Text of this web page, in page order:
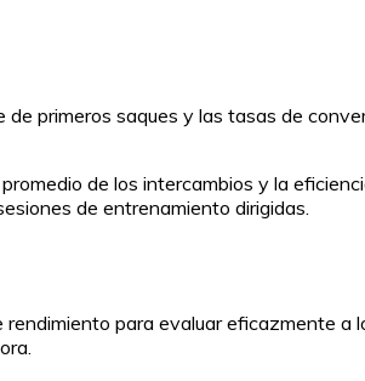
primeros saques y las tasas de
de los intercambios y la
de entrenamiento dirigidas.
para evaluar eficazmente a